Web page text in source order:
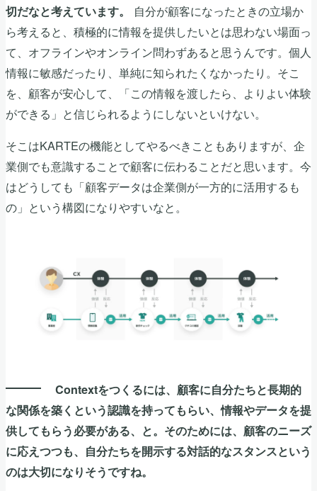
切だなと考えています。
自分が顧客になったときの立場か
ら考えると、積極的に情報を提供したいとは思わない場面っ
て、オフラインやオンライン問わずあると思うんです。個人
情報に敏感だったり、単純に知られたくなかったり。そこ
を、顧客が安心して、「この情報を渡したら、よりよい体験
ができる」と信じられるようにしないといけない。
そこはKARTEの機能としてやるべきこともありますが、企
業側でも意識することで顧客に伝わることだと思います。今
はどうしても「顧客データは企業側が一方的に活用するも
の」という構図になりやすいなと。
Contextをつくるには、顧客に自分たちと長期的
な関係を築くという認識を持ってもらい、情報やデータを提
供してもらう必要がある、と。そのためには、顧客のニーズ
に応えつつも、自分たちを開示する対話的なスタンスという
のは大切になりそうですね。